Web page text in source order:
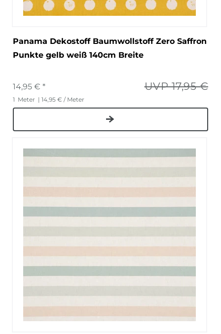
Panama Dekostoff Baumwollstoff Zero Saffron
Punkte gelb weiß 140cm Breite
UVP 17,95 €
14,95 € *
1 Meter | 14,95 € / Meter